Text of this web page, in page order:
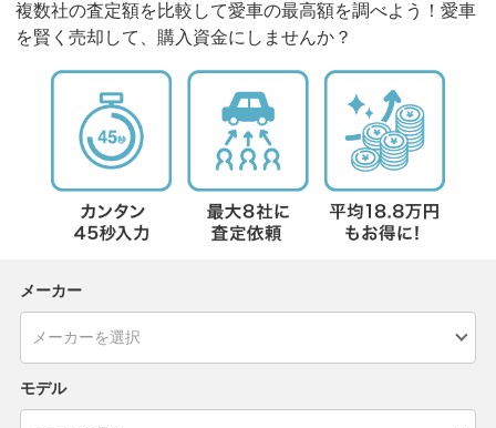
複数社の査定額を比較して愛車の最高額を調べよう！愛車
を賢く売却して、購入資金にしませんか？
メーカー
モデル